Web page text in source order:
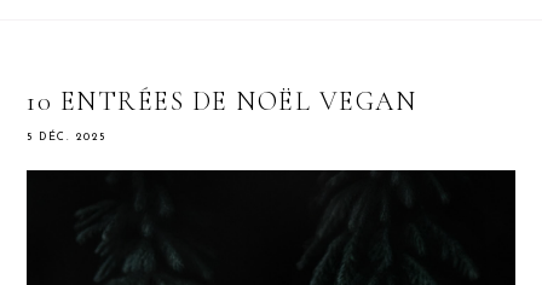
10 ENTRÉES DE NOËL VEGAN
5 DÉC. 2025